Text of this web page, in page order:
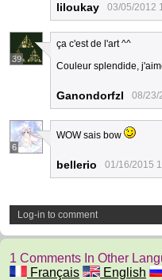
liloukay 03/05/2012
39
ça c'est de l'art ^^
Couleur splendide,
Ganondorfzl 08/23/
6
WOW sais bow
bellerio 01/16/2015
Log-in to comment
1 Comments In Other
Français
English